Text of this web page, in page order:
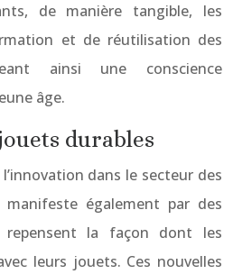
de manière tangible, les
et de réutilisation des
ainsi une conscience
âge.
durables
dans le secteur des
également par des
repensent la façon dont les
leurs jouets. Ces nouvelles